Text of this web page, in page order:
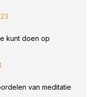
kunt doen op
van meditatie